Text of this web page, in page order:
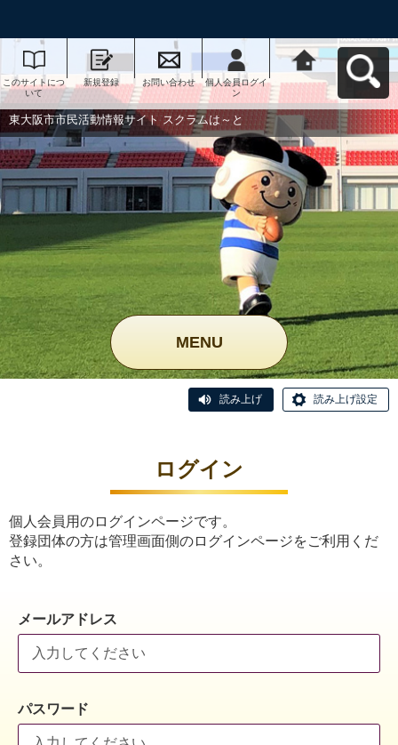
このサイトにつ
いて
新規登録 お問い合わせ
個人会員ログイ
ン
東大阪市市民活
動情報サイト ス
クラムは～とへ
戻る
東大阪市市民活動情報サイト スクラムは～と
MENU
読み上げ 読み上げ設定
ログイン
個人会員用のログインページです。
登録団体の方は管理画面側のログインページをご利用くだ
さい。
メールアドレス
パスワード